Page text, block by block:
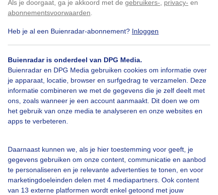
Als je doorgaat, ga je akkoord met de gebruikers- privacy- en
abonnementsvoorwaarden
Heb je al een Buienradar-abonnement? Inloggen
Buienradar is onderdeel van DPG Media.
Buienradar en DPG Media gebruiken cookies om informatie over
je apparaat, locatie, browser en surfgedrag te verzamelen. Deze
informatie combineren we met de gegevens die je zelf deelt met
ons, zoals wanneer je een account aanmaakt. Dit doen we om
het gebruik van onze media te analyseren en onze websites en
apps te verbeteren.
Daarnaast kunnen we, als je hier toestemming voor geeft, je
gegevens gebruiken om onze content, communicatie en aanbod
te personaliseren en je relevante advertenties te tonen, en voor
marketingdoeleinden delen met 4 mediapartners. Ook content
van 13 externe platformen wordt enkel getoond met jouw
Bekijk slideshow
Een moment geduld aub...
Over Buienradar
Klik hierom dit aan te passen